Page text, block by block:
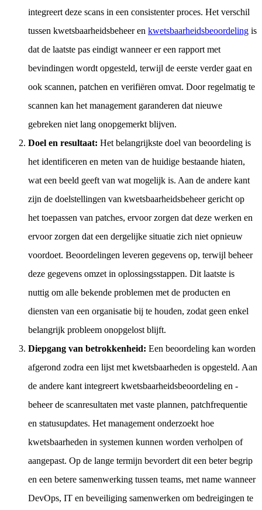
integreert deze scans in een consistenter proces. Het verschil
tussen kwetsbaarheidsbeheer en kwetsbaarheidsbeoordeling is
dat de laatste pas eindigt wanneer er een rapport met
bevindingen wordt opgesteld, terwijl de eerste verder gaat en
ook scannen, patchen en verifiëren omvat. Door regelmatig te
scannen kan het management garanderen dat nieuwe
gebreken niet lang onopgemerkt blijven.
Doel en resultaat: Het belangrijkste doel van beoordeling is
het identificeren en meten van de huidige bestaande hiaten,
wat een beeld geeft van wat mogelijk is. Aan de andere kant
zijn de doelstellingen van kwetsbaarheidsbeheer gericht op
het toepassen van patches, ervoor zorgen dat deze werken en
ervoor zorgen dat een dergelijke situatie zich niet opnieuw
voordoet. Beoordelingen leveren gegevens op, terwijl beheer
deze gegevens omzet in oplossingsstappen. Dit laatste is
nuttig om alle bekende problemen met de producten en
diensten van een organisatie bij te houden, zodat geen enkel
belangrijk probleem onopgelost blijft.
Diepgang van betrokkenheid: Een beoordeling kan worden
afgerond zodra een lijst met kwetsbaarheden is opgesteld. Aan
de andere kant integreert kwetsbaarheidsbeoordeling en -
beheer de scanresultaten met vaste plannen, patchfrequentie
en statusupdates. Het management onderzoekt hoe
kwetsbaarheden in systemen kunnen worden verholpen of
aangepast. Op de lange termijn bevordert dit een beter begrip
en een betere samenwerking tussen teams, met name wanneer
DevOps, IT en beveiliging samenwerken om bedreigingen te